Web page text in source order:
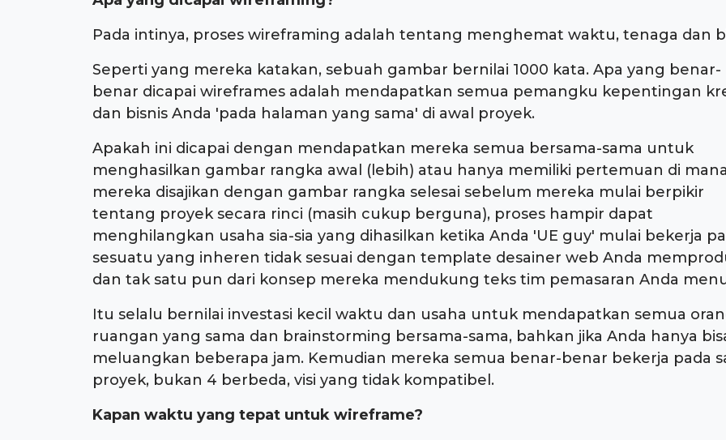
Pada intinya, proses wireframing adalah tentang menghemat waktu, tenaga dan
Seperti yang mereka katakan, sebuah gambar bernilai 1000 kata. Apa yang benar-
benar dicapai wireframes adalah mendapatkan semua pemangku kepentingan
dan bisnis Anda 'pada halaman yang sama' di awal proyek.
Apakah ini dicapai dengan mendapatkan mereka semua bersama-sama untuk
menghasilkan gambar rangka awal (lebih) atau hanya memiliki pertemuan di mana
mereka disajikan dengan gambar rangka selesai sebelum mereka mulai berpikir
tentang proyek secara rinci (masih cukup berguna), proses hampir dapat
menghilangkan usaha sia-sia yang dihasilkan ketika Anda 'UE guy' mulai bekerja
sesuatu yang inheren tidak sesuai dengan template desainer web Anda
dan tak satu pun dari konsep mereka mendukung teks tim pemasaran Anda
Itu selalu bernilai investasi kecil waktu dan usaha untuk mendapatkan semua
ruangan yang sama dan brainstorming bersama-sama, bahkan jika Anda hanya
meluangkan beberapa jam. Kemudian mereka semua benar-benar bekerja pada
proyek, bukan 4 berbeda, visi yang tidak kompatibel.
Kapan waktu yang tepat untuk wireframe?